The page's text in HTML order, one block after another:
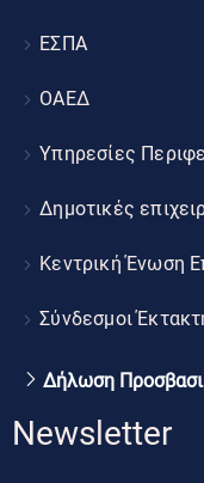
ΕΣΠΑ
ΟΑΕΔ
Υπηρεσίες
Δημοτικές
Κεντρική Ένωση
Σύνδεσμοι
Δήλωση
Newsletter